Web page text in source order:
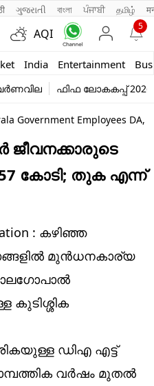
ગુજરાતી বাংলা ਪੰਜਾਬੀ தமிழ்
AQI
5
India Entertainment
ഫിഫ ലോകകപ്പ് 2026
Government Employees DA,
ജീവനക്കാരുടെ
കോടി; തുക എന്ന്
: കഴിഞ്ഞ
മുൻധനകാര്യ
കുടിശ്ശിക
ഡിഎ എട്ട്
വർഷം മുതൽ